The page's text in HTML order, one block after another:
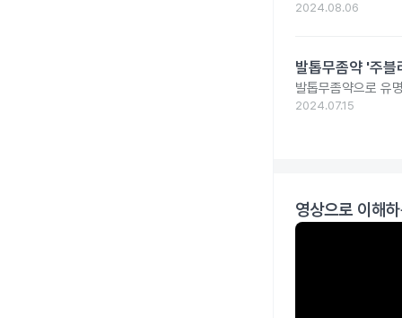
2024.08.06
발톱무좀약 '주
발톱무좀약으로 유
2024.07.15
영상으로 이해